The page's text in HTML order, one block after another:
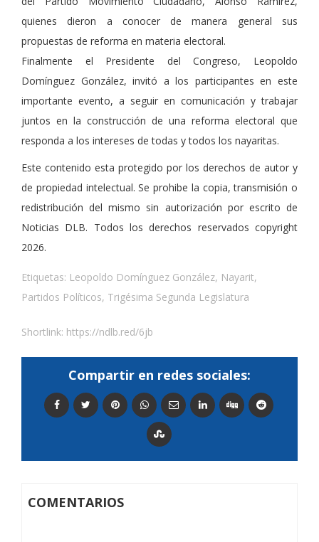
quienes dieron a conocer de manera general sus
propuestas de reforma en materia electoral.
Finalmente el Presidente del Congreso, Leopoldo
Domínguez González, invitó a los participantes en este
importante evento, a seguir en comunicación y trabajar
juntos en la construcción de una reforma electoral que
responda a los intereses de todas y todos los nayaritas.
Este contenido esta protegido por los derechos de autor y
de propiedad intelectual. Se prohibe la copia, transmisión o
redistribución del mismo sin autorización por escrito de
Noticias DLB. Todos los derechos reservados copyright
2026.
Etiquetas: Leopoldo Domínguez González, Nayarit,
Partidos Políticos, Trigésima Segunda Legislatura
Shortlink: https://ndlb.red/6jb
Compartir en redes sociales:
COMENTARIOS